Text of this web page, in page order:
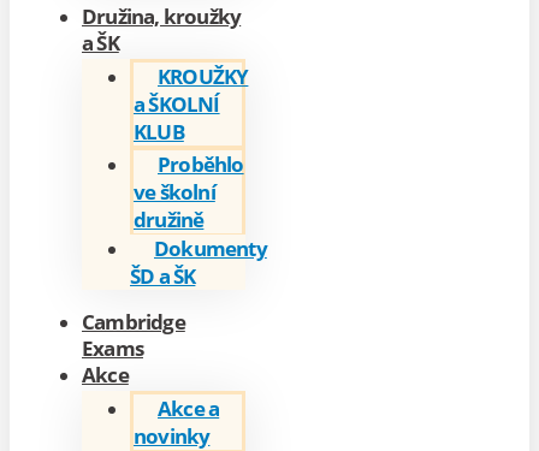
Družina, kroužky
a ŠK
KROUŽKY
a ŠKOLNÍ
KLUB
Proběhlo
ve školní
družině
Dokumenty
ŠD a ŠK
Cambridge
Exams
Akce
Akce a
novinky